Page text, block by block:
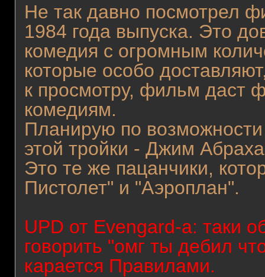
Не так давно посмотрел
1984 года выпуска. Это
комедия с огромным
которые особо
к просмотру, фильм даст
комедиям.
Планирую по
этой тройки - Джим
Это те же пацанчики,
Пистолет" и "Аэроплан".
UPD от Evengard-а: таки
говорить "омг ты дебил
карается Правилами.